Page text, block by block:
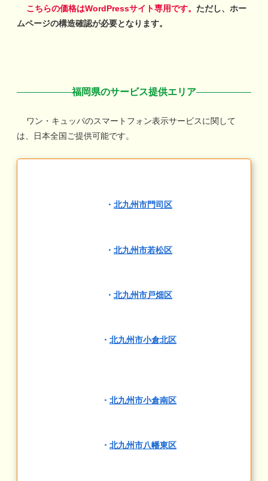
こちらの価格はWordPressサイト専用です。 ただし、ホー
ムページの構造確認が必要となります。
福岡県のサービス提供エリア
ワン・キュッパのスマートフォン表示サービスに関して
は、日本全国ご提供可能です。
・ 北九州市門司区
・ 北九州市若松区
・ 北九州市戸畑区
・ 北九州市小倉北区
・ 北九州市小倉南区
・ 北九州市八幡東区